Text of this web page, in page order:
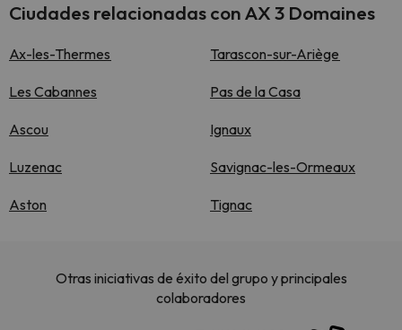
Ciudades relacionadas con AX 3 Domaines
Ax-les-Thermes Tarascon-sur-Ariège
Les Cabannes Pas de la Casa
Ascou Ignaux
Luzenac Savignac-les-Ormeaux
Aston Tignac
Otras iniciativas de éxito del grupo y principales
colaboradores